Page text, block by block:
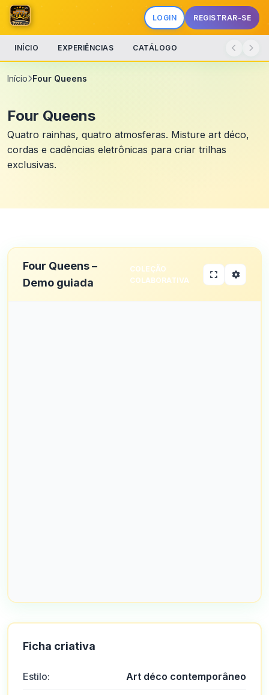
LOGIN REGISTRAR-SE
INÍCIO EXPERIÊNCIAS CATÁLOGO
Início Four Queens
Four Queens
Quatro rainhas, quatro atmosferas. Misture art déco,
cordas e cadências eletrônicas para criar trilhas
exclusivas.
Four Queens –
Demo guiada
COLEÇÃO
COLABORATIVA
Ficha criativa
Estilo: Art déco contemporâneo